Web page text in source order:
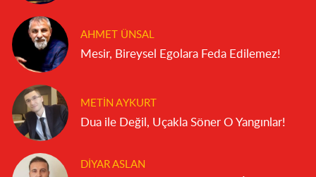
AHMET ÜNSAL
Mesir, Bireysel Egolara Feda Edilemez!
METIN AYKURT
Dua ile Değil, Uçakla Söner O Yangınlar!
DIYAR ASLAN